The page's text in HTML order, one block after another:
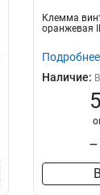
Клемма
оранжевая
Подробнее
Наличие:
–